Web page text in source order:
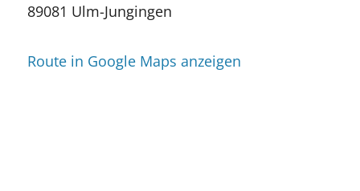
89081 Ulm-Jungingen
Route in Google Maps anzeigen